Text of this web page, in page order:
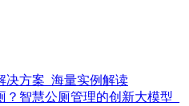
决方案_海量实例解读
？智慧公厕管理的创新大模型_